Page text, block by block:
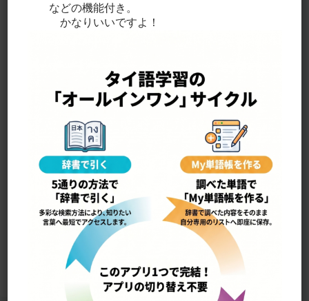
wít•tha•yaa•sàat วิทยาศาสตร์
科学
などの機能付き。
かなりいいですよ！